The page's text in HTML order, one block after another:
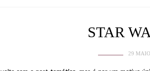
STAR
29